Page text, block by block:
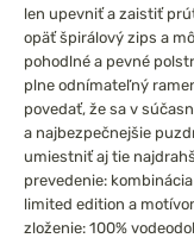
len upevniť a zaistiť
opäť špirálový zips a
pohodlné a pevné
plne odnímateľný
povedať, že sa v
a najbezpečnejšie
umiestniť aj tie
prevedenie:
limited edition a
zloženie: 100%